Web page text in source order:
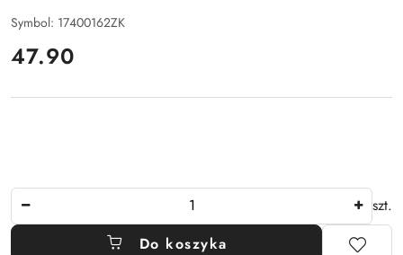
Symbol: 17400162ZK
cena:
47.90
szt.
Do koszyka